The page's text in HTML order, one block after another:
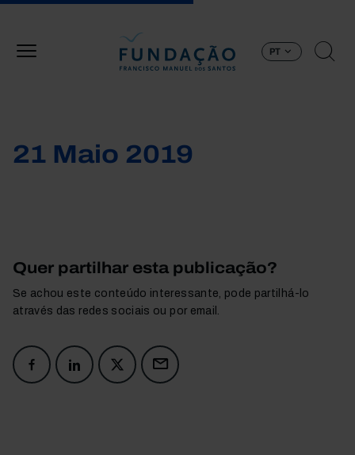
PT
21 Maio 2019
Quer partilhar esta publicação?
Se achou este conteúdo interessante, pode partilhá-lo
através das redes sociais ou por email.